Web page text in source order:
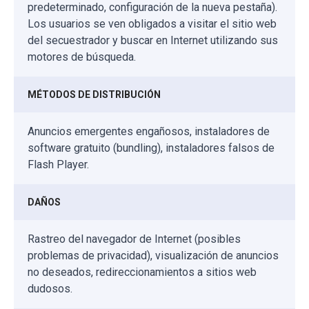
predeterminado, configuración de la nueva pestaña).
Los usuarios se ven obligados a visitar el sitio web
del secuestrador y buscar en Internet utilizando sus
motores de búsqueda.
MÉTODOS DE DISTRIBUCIÓN
Anuncios emergentes engañosos, instaladores de
software gratuito (bundling), instaladores falsos de
Flash Player.
DAÑOS
Rastreo del navegador de Internet (posibles
problemas de privacidad), visualización de anuncios
no deseados, redireccionamientos a sitios web
dudosos.